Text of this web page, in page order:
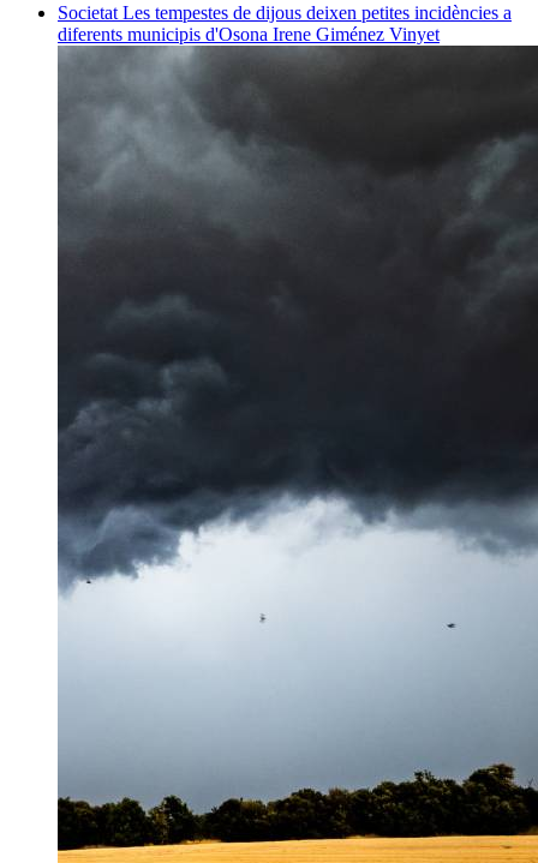
Societat Les tempestes de dijous deixen petites incidències a
diferents municipis d'Osona Irene Giménez Vinyet